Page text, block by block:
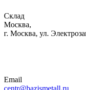
Склад
Москва,
г. Москва, ул.
Email
centr@bazismetall.ru